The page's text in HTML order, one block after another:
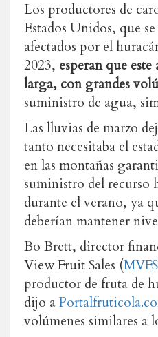
Los productores de
Estados Unidos, que
afectados por el
2023, esperan que este
larga, con grandes
suministro de agua,
Las lluvias de marzo
tanto necesitaba el
en las montañas
suministro del recurso
durante el verano, ya
deberían mantener
Bo Brett, director
View Fruit Sales (MVFS
productor de fruta de
dijo a
volúmenes similares a